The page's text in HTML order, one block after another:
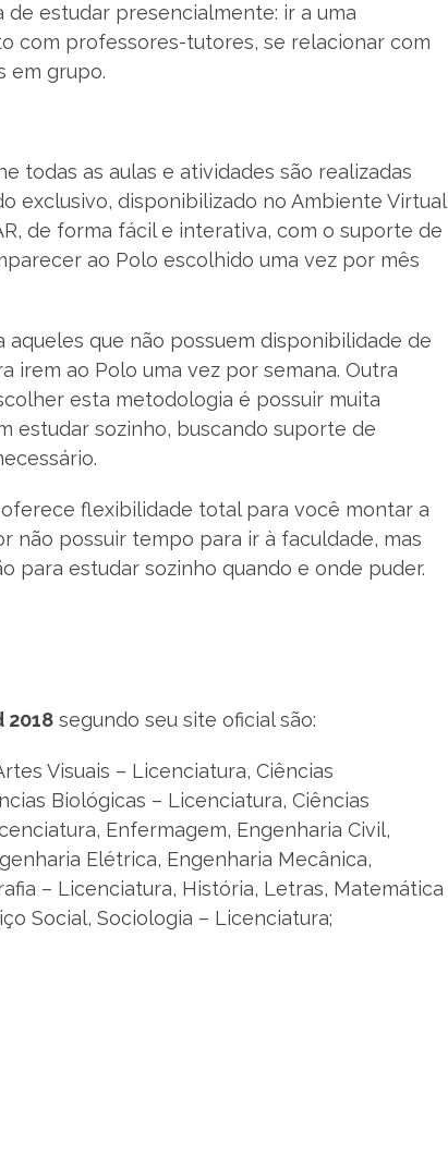
estudar presencialmente: ir a uma
com professores-tutores, se relacionar com
em grupo.
todas as aulas e atividades são realizadas
exclusivo, disponibilizado no Ambiente Virtual
de forma fácil e interativa, com o suporte de
ao Polo escolhido uma vez por mês
aqueles que não possuem disponibilidade de
irem ao Polo uma vez por semana. Outra
esta metodologia é possuir muita
estudar sozinho, buscando suporte de
flexibilidade total para você montar a
não possuir tempo para ir à faculdade, mas
para estudar sozinho quando e onde puder.
2018 segundo seu site oficial são:
Visuais – Licenciatura, Ciências
Biológicas – Licenciatura, Ciências
Enfermagem, Engenharia Civil,
Elétrica, Engenharia Mecânica,
– Licenciatura, História, Letras, Matemática
Social, Sociologia – Licenciatura;